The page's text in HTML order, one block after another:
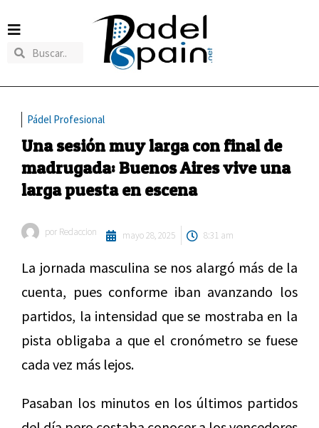
Pádel Profesional
Una sesión muy larga con final de
madrugada: Buenos Aires vive una
larga puesta en escena
por Redaccion mayo 28, 2025 8:31 am
La jornada masculina se nos alargó más de la
cuenta, pues conforme iban avanzando los
partidos, la intensidad que se mostraba en la
pista obligaba a que el cronómetro se fuese
cada vez más lejos.
Pasaban los minutos en los últimos partidos